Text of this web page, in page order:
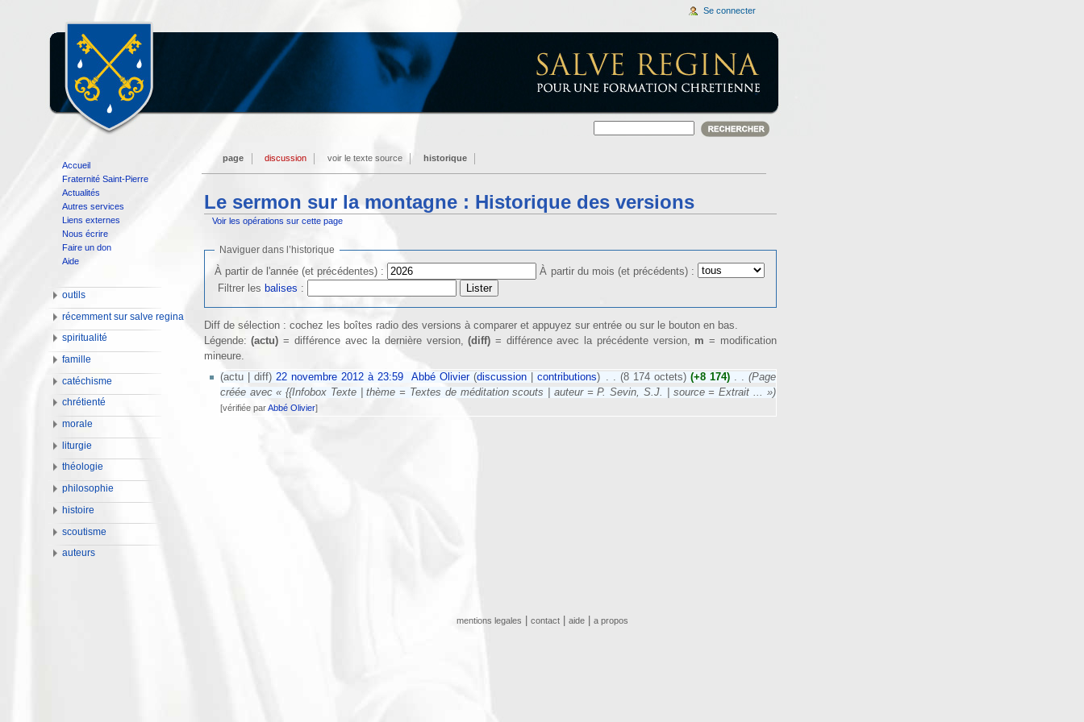
Le sermon sur la montagne : Historique des versions
Voir les opérations sur cette page
Naviguer dans l’historique
À partir de l'année (et précédentes) :
À partir du mois (et précédents) :
Filtrer les balises :
Diff de sélection : cochez les boîtes radio des versions à comparer et appuyez sur entrée ou sur le bouton en bas.
Légende:(actu) = différence avec la dernière version,(diff) = différence avec la précédente version, m = modification
mineure.
(actu | diff) 22 novembre 2012 à 23:59‎ Abbé Olivier (discussion| contributions) . . (8 174 octets) (+8 174)‎ . . (Page
créée avec « {{Infobox Texte | thème = Textes de méditation scouts | auteur = P. Sevin, S.J. | source = Extrait ... »)
[vérifiée parAbbé Olivier]
page discussion voir le texte source historique
Se connecter
Accueil
Fraternité Saint-Pierre
Actualités
Autres services
Liens externes
Nous écrire
Faire un don
Aide
outils
récemment sur salve regina
spiritualité
famille
catéchisme
chrétienté
morale
liturgie
théologie
philosophie
histoire
scoutisme
auteurs
mentions legales contact| aide| a propos